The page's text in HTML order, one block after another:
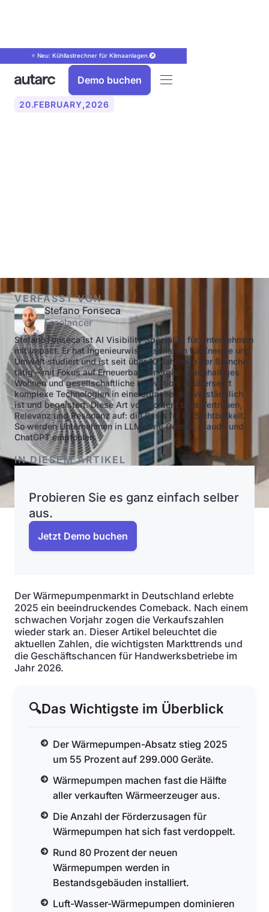
⭐ Neu: Kühllastrechner für Klimaanlagen.
Demo buchen
20.FEBRUARY,2026
VERFASST VON
Stefano Fonseca
Freelancer
Stefano Fonseca ist AI Visibility Spezialist für Unternehmen
mit Impact. Er hat Ingenieurwissenschaften für Energie und
Umwelt studiert und ist seit über 10 Jahren in der Branche
tätig – mit Fokus auf Erneuerbare Energien, nachhaltiges
Wohnen und gesellschaftliche Innovation. Er übersetzt
komplexe Technologien in eine Sprache, die verständlich
ist und begeistert. Diese Art von Content baut Vertrauen,
Relevanz und Resonanz auf: die Basis für KI-Sichtbarkeit.
So werden Unternehmen in LLMs wie Gemini, Claude und
ChatGPT empfohlen.
IN DIESEM ARTIKEL
Probieren Sie es ganz einfach selber
aus.
Jetzt Demo buchen
Der Wärmepumpenmarkt in Deutschland erlebte
2025 ein beeindruckendes Comeback. Nach einem
schwachen Vorjahr zogen die Verkaufszahlen
wieder stark an. Dieser Artikel beleuchtet die
aktuellen Zahlen, die wichtigsten Markttrends und
die Geschäftschancen für Handwerksbetriebe im
Jahr 2026.
🔍Das Wichtigste im Überblick
Der Wärmepumpen-Absatz stieg 2025
um 55 Prozent auf 299.000 Geräte.
Wärmepumpen machen fast die Hälfte
aller verkauften Wärmeerzeuger aus.
Die Anzahl der Förderzusagen für
Wärmepumpen hat sich fast verdoppelt.
Rund 80 Prozent der neuen
Wärmepumpen werden in
Bestandsgebäuden installiert.
Luft-Wasser-Wärmepumpen dominieren